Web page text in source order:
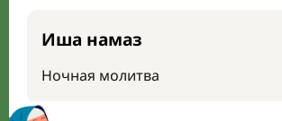
Иша намаз
Ночная молитва